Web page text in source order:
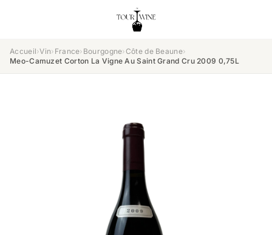
Accueil›Vin› France› Bourgogne›Côte de Beaune›
Meo-Camuzet Corton La Vigne Au Saint Grand Cru 2009 0,75L